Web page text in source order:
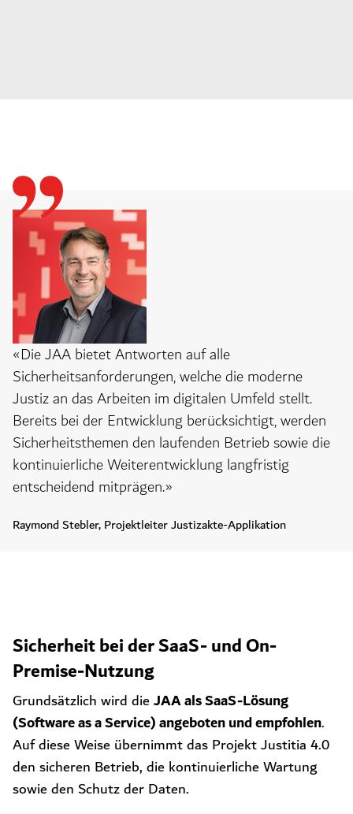
«Die JAA bietet Antworten auf alle
Sicherheitsanforderungen, welche die moderne
Justiz an das Arbeiten im digitalen Umfeld stellt.
Bereits bei der Entwicklung berücksichtigt, werden
Sicherheitsthemen den laufenden Betrieb sowie die
kontinuierliche Weiterentwicklung langfristig
entscheidend mitprägen.»
Raymond Stebler, Projektleiter Justizakte-Applikation
Sicherheit bei der SaaS- und On-
Premise-Nutzung
Grundsätzlich wird dieJAA als SaaS-Lösung
(Software as a Service) angeboten und empfohlen.
Auf diese Weise übernimmt das Projekt Justitia 4.0
den sicheren Betrieb, die kontinuierliche Wartung
sowie den Schutz der Daten.